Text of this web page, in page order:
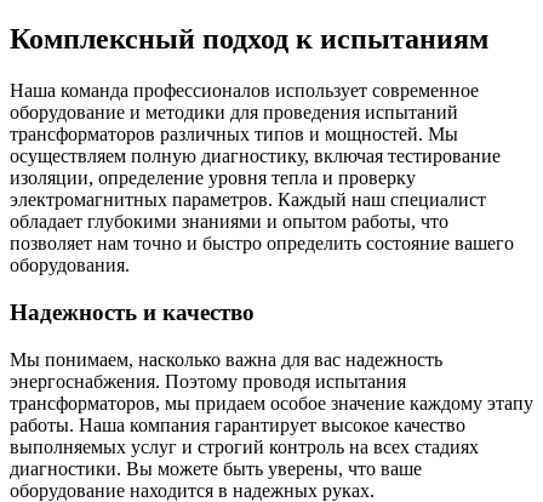
Комплексный подход к испытаниям
Наша команда профессионалов использует современное
оборудование и методики для проведения испытаний
трансформаторов различных типов и мощностей. Мы
осуществляем полную диагностику, включая тестирование
изоляции, определение уровня тепла и проверку
электромагнитных параметров. Каждый наш специалист
обладает глубокими знаниями и опытом работы, что
позволяет нам точно и быстро определить состояние вашего
оборудования.
Надежность и качество
Мы понимаем, насколько важна для вас надежность
энергоснабжения. Поэтому проводя испытания
трансформаторов, мы придаем особое значение каждому этапу
работы. Наша компания гарантирует высокое качество
выполняемых услуг и строгий контроль на всех стадиях
диагностики. Вы можете быть уверены, что ваше
оборудование находится в надежных руках.